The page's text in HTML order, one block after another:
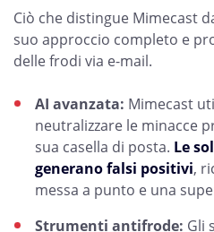
Ciò che distingue Mimecast
suo approccio completo e
delle frodi via e-mail.
AI avanzata: Mimecast
neutralizzare le minacce
sua casella di posta. Le
generano falsi positivi,
messa a punto e una
Strumenti antifrode: Gli